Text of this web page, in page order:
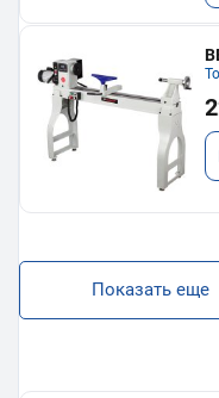
Показать еще